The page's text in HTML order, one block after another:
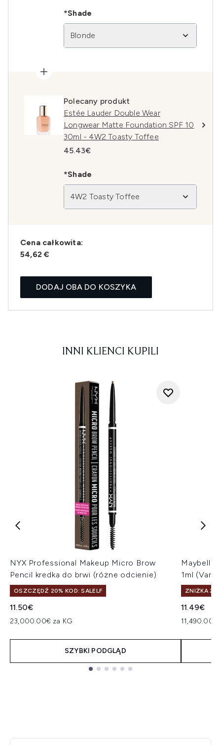
*Shade
Blonde
Polecany produkt
Estée Lauder Double Wear
Longwear Matte Foundation SPF 10
30ml - 4W2 Toasty Toffee
45.43€
*Shade
4W2 Toasty Toffee
Cena całkowita:
54,62 €
DODAJ OBA DO KOSZYKA
INNI KLIENCI KUPILI
NYX Professional Makeup Micro Brow
Pencil kredka do brwi (różne odcienie)
OSZCZĘDŹ 20% KOD: SALELF
11.50€
23,000.00€ za KG
SZYBKI PODGLĄD
1ml
ZNIŻKA
11.49€
11,490.00€